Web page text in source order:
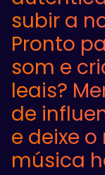
subir a
Pronto
som e
leais?
de
e deixe
música